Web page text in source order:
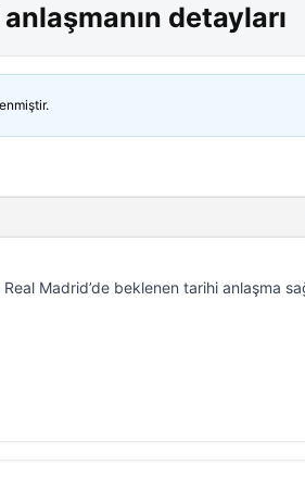
detayları
Madrid’de beklenen tarihi anlaşma